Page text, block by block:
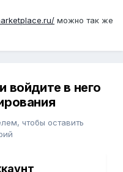
можно так же
войдите в него
чтобы оставить